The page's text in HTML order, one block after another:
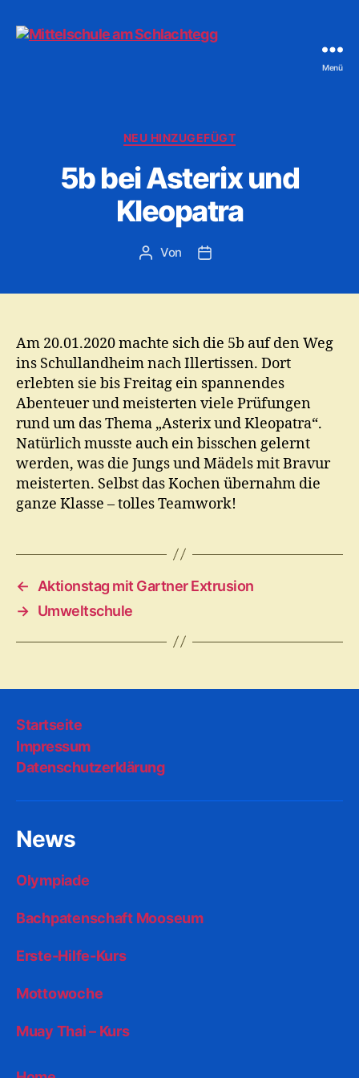
Menü
Kategorien
NEU HINZUGEFÜGT
5b bei Asterix und
Kleopatra
Beitragsautor
Von Veröffentlichungsdatum
Am 20.01.2020 machte sich die 5b auf den Weg
ins Schullandheim nach Illertissen. Dort
erlebten sie bis Freitag ein spannendes
Abenteuer und meisterten viele Prüfungen
rund um das Thema „Asterix und Kleopatra“.
Natürlich musste auch ein bisschen gelernt
werden, was die Jungs und Mädels mit Bravur
meisterten. Selbst das Kochen übernahm die
ganze Klasse – tolles Teamwork!
←
Aktionstag mit Gartner Extrusion
→ Umweltschule
Startseite
Impressum
Datenschutzerklärung
News
Olympiade
Bachpatenschaft Mooseum
Erste-Hilfe-Kurs
Mottowoche
Muay Thai – Kurs